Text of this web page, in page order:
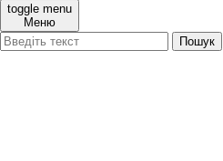
toggle menu
Меню